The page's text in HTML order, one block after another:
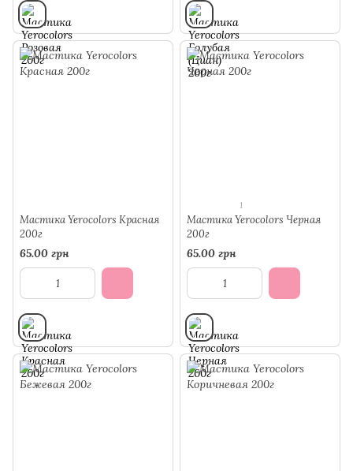
Мастика Yerocolors Красная
200г
65.00 грн
1
Мастика Yerocolors Черная
200г
65.00 грн